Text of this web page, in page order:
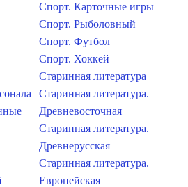
Спорт. Карточные игры
Спорт. Рыболовный
Спорт. Футбол
Спорт. Хоккей
Старинная литература
Старинная литература.
Древневосточная
Старинная литература.
Древнерусская
Старинная литература.
Европейская